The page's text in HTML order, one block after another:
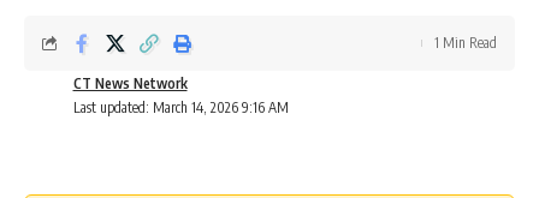
Last updated: March 14, 2026 9:16 AM
CT News Network
1 Min Read